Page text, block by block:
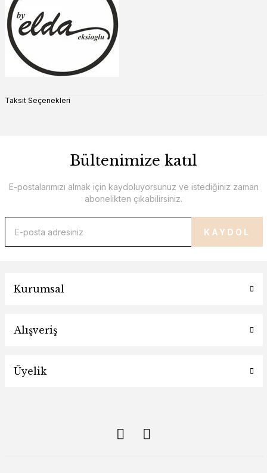
Taksit Seçenekleri
Bültenimize katıl
E-postalarımızı almak için kaydoluyorsunuz ve istediğiniz zaman
abonelikten çıkabilirsiniz.
KAYDOL
Kurumsal
Alışveriş
Üyelik